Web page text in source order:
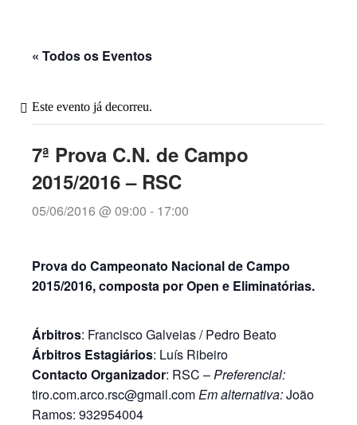
« Todos os Eventos
Este evento já decorreu.
7ª Prova C.N. de Campo
2015/2016 – RSC
05/06/2016 @ 09:00 - 17:00
Prova do Campeonato Nacional de Campo
2015/2016, composta por Open e Eliminatórias.
Árbitros: Francisco Galveias / Pedro Beato
Árbitros Estagiários: Luís Ribeiro
Contacto Organizador: RSC –Preferencial:
tiro.com.arco.rsc@gmail.comEm alternativa:João
Ramos: 932954004